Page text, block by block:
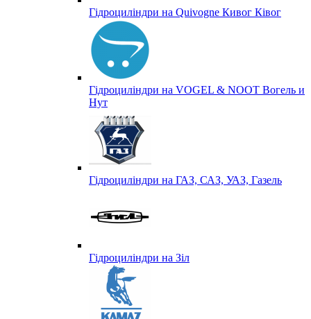
Гідроциліндри на Quivogne Кивог Ківог
Гідроциліндри на VOGEL & NOOT Вогель и
Нут
Гідроциліндри на ГАЗ, САЗ, УАЗ, Газель
Гідроциліндри на Зіл